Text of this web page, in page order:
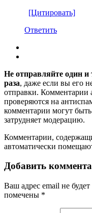
[Цитировать]
Ответить
Не отправляйте один и
раза, даже если вы его
отправки. Комментарии
проверяются на
комментарии могут
затрудняет модерацию.
Комментарии,
автоматически
Добавить
Ваш адрес email не
помечены *